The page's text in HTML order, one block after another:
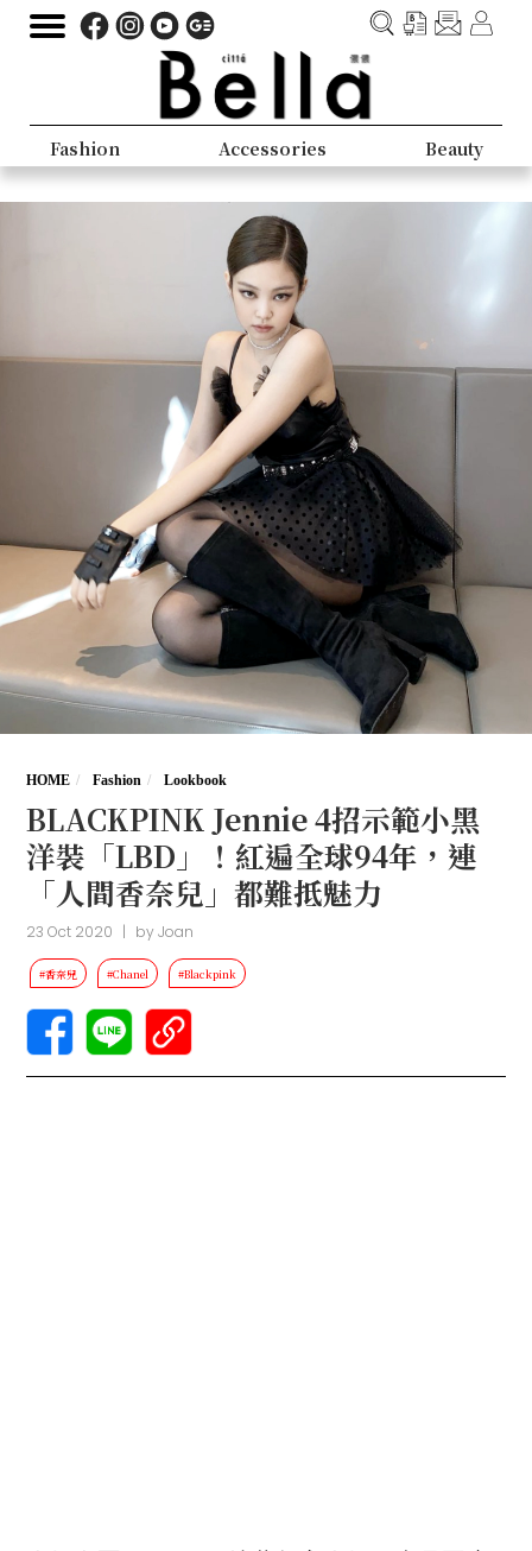
Fashion Accessories Beauty
HOME Fashion Lookbook
BLACKPINK Jennie 4招示範小黑
洋裝「LBD」！紅遍全球94年，連
「人間香奈兒」都難抵魅力
23 Oct 2020 | byJoan
#香奈兒 #Chanel #Blackpink